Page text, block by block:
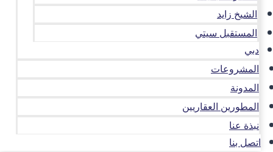
الشيخ زايد
المستقبل سيتي
دبي
المشروعات
المدونة
المطورين العقاريين
نبذة عنا
اتصل بنا